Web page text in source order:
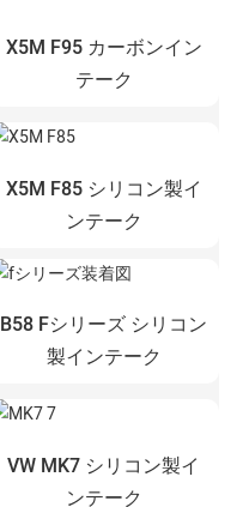
X5M F95 カーボンイン
テーク
X5M F85 シリコン製イ
ンテーク
B58 Fシリーズ シリコン
製インテーク
VW MK7 シリコン製イ
ンテーク